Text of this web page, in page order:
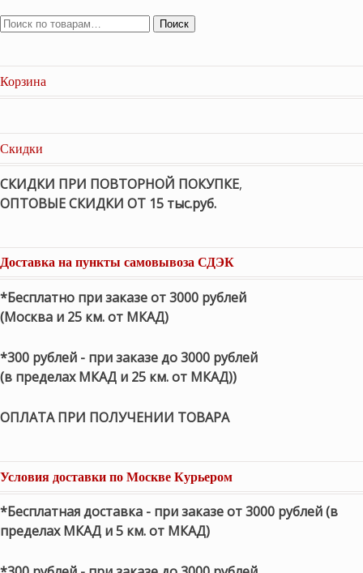
Поиск
Корзина
Скидки
СКИДКИ ПРИ ПОВТОРНОЙ ПОКУПКЕ,
ОПТОВЫЕ СКИДКИ ОТ 15 тыс.руб.
Доставка на пункты самовывоза СДЭК
*Бесплатно при заказе от 3000 рублей
(Москва и 25 км. от МКАД)
*300 рублей - при заказе до 3000 рублей
(в пределах МКАД и 25 км. от МКАД))
ОПЛАТА ПРИ ПОЛУЧЕНИИ ТОВАРА
Условия доставки по Москве Курьером
*Бесплатная доставка - при заказе от 3000 рублей (в
пределах МКАД и 5 км. от МКАД)